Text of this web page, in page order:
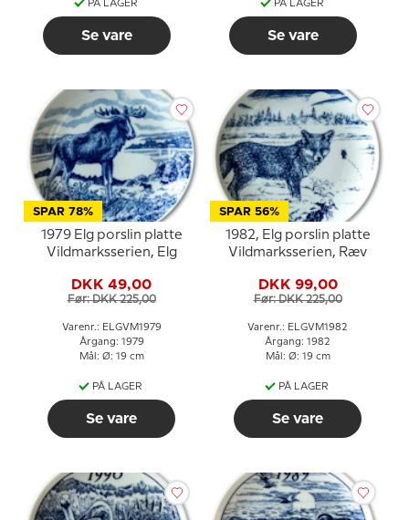
PÅ LAGER
Se vare
PÅ LAGER
Se vare
SPAR 78%
1979 Elg porslin platte
Vildmarksserien, Elg
DKK 49,00
Før: DKK 225,00
Varenr.: ELGVM1979
Årgang: 1979
Mål: Ø: 19 cm
PÅ LAGER
Se vare
SPAR 56%
1982, Elg porslin platte
Vildmarksserien, Ræv
DKK 99,00
Før: DKK 225,00
Varenr.: ELGVM1982
Årgang: 1982
Mål: Ø: 19 cm
PÅ LAGER
Se vare